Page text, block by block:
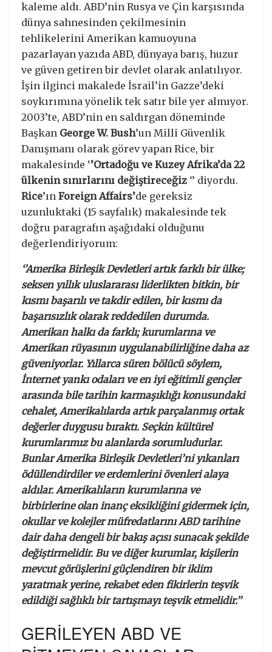
kaleme aldı. ABD’nin Rusya ve Çin karşısında
dünya sahnesinden çekilmesinin
tehlikelerini Amerikan kamuoyuna
pazarlayan yazıda ABD, dünyaya barış, huzur
ve güven getiren bir devlet olarak anlatılıyor.
İşin ilginci makalede İsrail’in Gazze’deki
soykırımına yönelik tek satır bile yer almıyor.
2003’te, ABD’nin en saldırgan döneminde
Başkan George W. Bush’un Milli Güvenlik
Danışmanı olarak görev yapan Rice, bir
makalesinde ‘’Ortadoğu ve Kuzey Afrika’da 22
ülkenin sınırlarını değiştireceğiz ‘’ diyordu.
Rice’ın Foreign Affairs’de gereksiz
uzunluktaki (15 sayfalık) makalesinde tek
doğru paragrafın aşağıdaki olduğunu
değerlendiriyorum:
‘’Amerika Birleşik Devletleri artık farklı bir ülke;
seksen yıllık uluslararası liderlikten bitkin, bir
kısmı başarılı ve takdir edilen, bir kısmı da
başarısızlık olarak reddedilen durumda.
Amerikan halkı da farklı; kurumlarına ve
Amerikan rüyasının uygulanabilirliğine daha az
güveniyorlar. Yıllarca süren bölücü söylem,
İnternet yankı odaları ve en iyi eğitimli gençler
arasında bile tarihin karmaşıklığı konusundaki
cehalet, Amerikalılarda artık parçalanmış ortak
değerler duygusu bıraktı. Seçkin kültürel
kurumlarımız bu alanlarda sorumludurlar.
Bunlar Amerika Birleşik Devletleri’ni yıkanları
ödüllendirdiler ve erdemlerini övenleri alaya
aldılar. Amerikalıların kurumlarına ve
birbirlerine olan inanç eksikliğini gidermek için,
okullar ve kolejler müfredatlarını ABD tarihine
dair daha dengeli bir bakış açısı sunacak şekilde
değiştirmelidir. Bu ve diğer kurumlar, kişilerin
mevcut görüşlerini güçlendiren bir iklim
yaratmak yerine, rekabet eden fikirlerin teşvik
edildiği sağlıklı bir tartışmayı teşvik etmelidir.’’
GERİLEYEN ABD VE